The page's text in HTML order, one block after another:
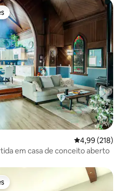
dos hóspedes
4,99 de uma
4,99 (218)
em casa de conceito aberto
dos hóspedes